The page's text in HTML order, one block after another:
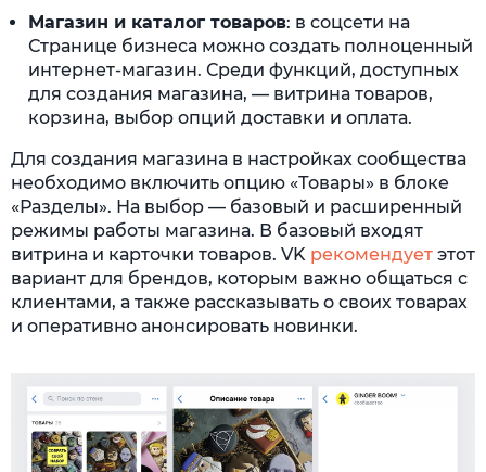
Магазин и каталог товаров: в соцсети на
Странице бизнеса можно создать полноценный
интернет-магазин. Среди функций, доступных
для создания магазина, — витрина товаров,
корзина, выбор опций доставки и оплата.
Для создания магазина в настройках сообщества
необходимо включить опцию «Товары» в блоке
«Разделы». На выбор — базовый и расширенный
режимы работы магазина. В базовый входят
витрина и карточки товаров. VK рекомендует этот
вариант для брендов, которым важно общаться с
клиентами, а также рассказывать о своих товарах
и оперативно анонсировать новинки.